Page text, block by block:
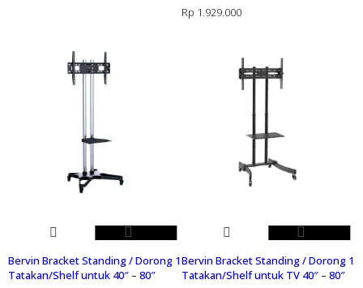
Rp 1.929.000
Bervin Bracket Standing / Dorong 1
Tatakan/Shelf untuk 40″ – 80″
Bervin Bracket Standing / Dorong 1
Tatakan/Shelf untuk TV 40″ – 80″